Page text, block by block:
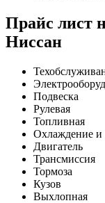
Прайс лист
Ниссан
Подвеска
Рулевая
Топливная
Охлаждение и
Двигатель
Трансмиссия
Тормоза
Кузов
Выхлопная